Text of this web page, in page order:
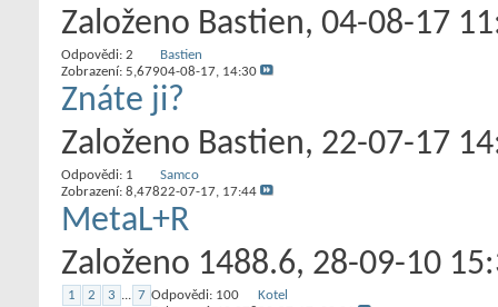
Založeno Bastien‎, 04-08-17
Odpovědi: 2
Zobrazení: 5,679
Bastien
04-08-17, 14:30
Znáte ji?
Založeno Bastien‎, 22-07-17
Odpovědi: 1
Zobrazení: 8,478
Samco
22-07-17, 17:44
MetaL+R
Založeno 1488.6‎, 28-09-10
1 2 3 ... 7 Odpovědi: 100
Kotel